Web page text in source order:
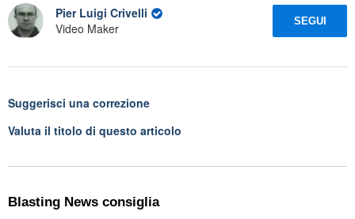
Pier Luigi Crivelli
Video Maker
SEGUI
Suggerisci una correzione
Valuta il titolo di questo articolo
Blasting News consiglia